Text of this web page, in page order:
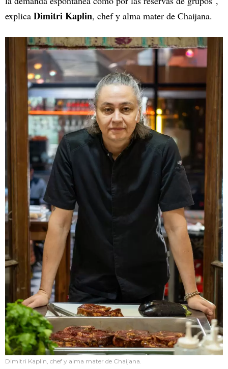
explica Dimitri Kaplin, chef y alma mater de Chaijana.
Dimitri Kaplin, chef y alma mater de Chaijana.